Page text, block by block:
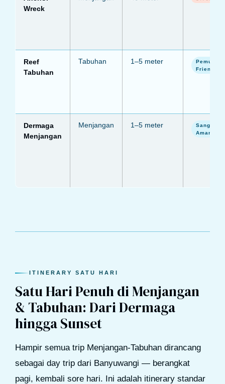
Wreck
Reef
Tabuhan
Tabuhan 1–5 meter
Pemula
Friendly
Dermaga
Menjangan
Menjangan 1–5 meter
Sangat
Aman
ITINERARY SATU HARI
Satu Hari Penuh di Menjangan
& Tabuhan: Dari Dermaga
hingga Sunset
Hampir semua trip Menjangan-Tabuhan dirancang
sebagai day trip dari Banyuwangi — berangkat
pagi, kembali sore hari. Ini adalah itinerary standar